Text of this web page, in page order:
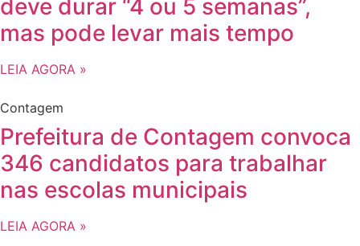
deve durar “4 ou 5 semanas”,
mas pode levar mais tempo
LEIA AGORA »
Contagem
Prefeitura de Contagem convoca
346 candidatos para trabalhar
nas escolas municipais
LEIA AGORA »